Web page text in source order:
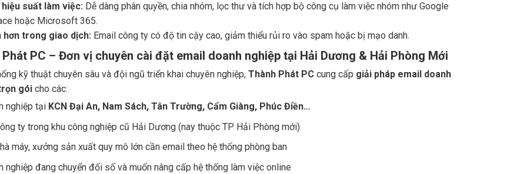
suất làm việc: Dễ dàng phân quyền, chia nhóm, lọc thư và tích hợp bộ công cụ làm việc nhóm như Google
hoặc Microsoft 365.
hơn trong giao dịch: Email công ty có độ tin cậy cao, giảm thiểu rủi ro vào spam hoặc bị mạo danh.
PC – Đơn vị chuyên cài đặt email doanh nghiệp tại Hải Dương & Hải Phòng Mới
kỹ thuật chuyên sâu và đội ngũ triển khai chuyên nghiệp, Thành Phát PCcung cấp giải pháp email doanh
góicho các:
nghiệp tại KCN Đại An, Nam Sách, Tân Trường, Cẩm Giàng, Phúc Điền…
ty trong khu công nghiệp cũ Hải Dương (nay thuộc TP Hải Phòng mới)
máy, xưởng sản xuất quy mô lớn cần email theo hệ thống phòng ban
nghiệp đang chuyển đổi số và muốn nâng cấp hệ thống làm việc online